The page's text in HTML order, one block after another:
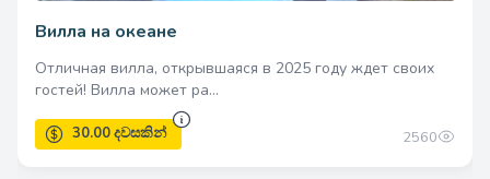
Вилла на океане
Отличная вилла, открывшаяся в 2025 году ждет своих
гостей! Вилла может ра...
2560